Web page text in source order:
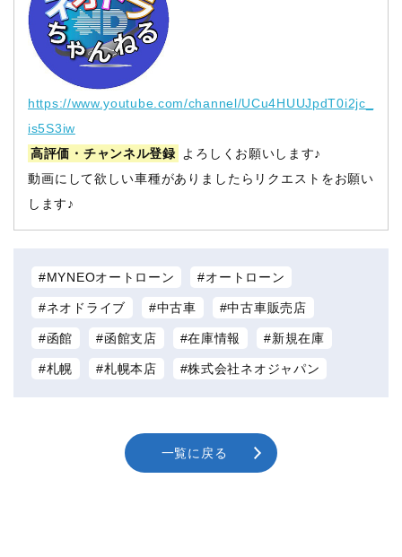
https://www.youtube.com/channel/UCu4HUUJpdT0i2jc_
is5S3iw
高評価・チャンネル登録
よろしくお願いします♪
動画にして欲しい車種がありましたらリクエストをお願い
します♪
MYNEOオートローン オートローン
ネオドライブ 中古車 中古車販売店
函館 函館支店 在庫情報 新規在庫
札幌 札幌本店 株式会社ネオジャパン
一覧に戻る